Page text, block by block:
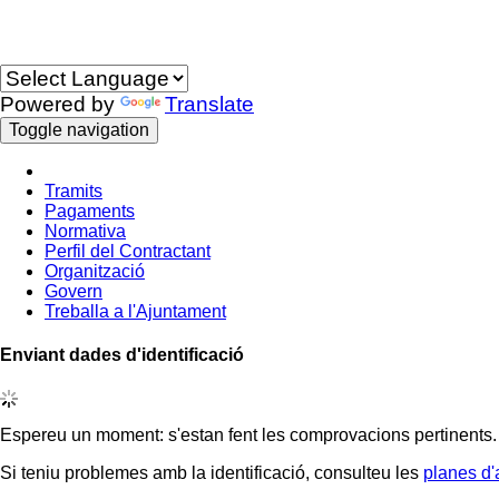
Powered by Translate
Toggle navigation
Tramits
Pagaments
Normativa
Perfil del Contractant
Organització
Govern
Treballa a l'Ajuntament
Enviant dades d'identificació
Espereu un moment: s'estan fent les comprovacions pertinents.
Si teniu problemes amb la identificació, consulteu les planes